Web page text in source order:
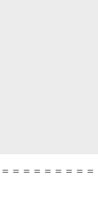
＝＝＝＝＝＝＝＝